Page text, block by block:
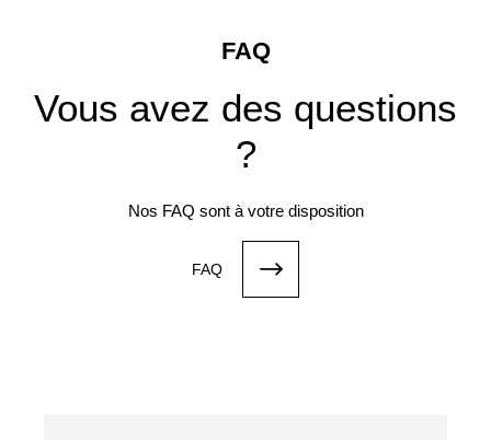
FAQ
Vous avez des questions
?
Nos FAQ sont à votre disposition
FAQ